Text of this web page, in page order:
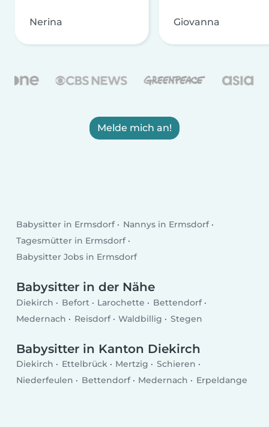
Nerina Giovanna
Melde mich an!
Babysitter in Ermsdorf
Nannys in Ermsdorf
Tagesmütter in Ermsdorf
Babysitter Jobs in Ermsdorf
Babysitter in der Nähe
Diekirch Befort Larochette
Bettendorf
Medernach
Reisdorf Waldbillig Stegen
Babysitter in Kanton Diekirch
Diekirch Ettelbrück Mertzig
Schieren
Niederfeulen
Bettendorf Medernach Erpeldange